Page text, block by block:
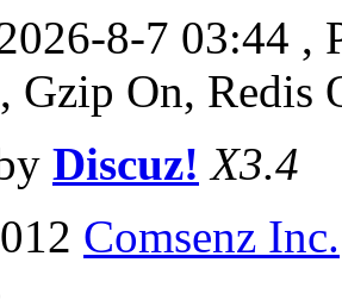
8-7 03:44 ,
Gzip On, Redis
Discuz! X3.4
Comsenz Inc.